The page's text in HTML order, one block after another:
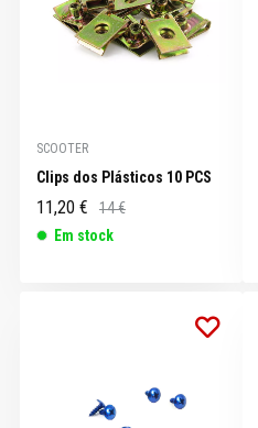
SCOOTER
Clips dos Plásticos 10 PCS
11,20 €
14 €
Em stock